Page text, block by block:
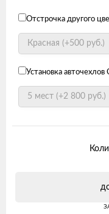
Отстрочка другого
Установка